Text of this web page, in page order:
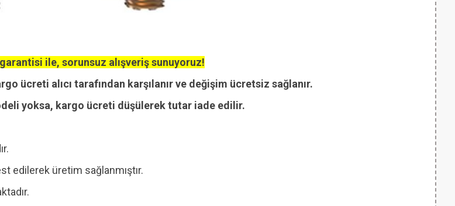
ile, sorunsuz alışveriş sunuyoruz!
ücreti alıcı tarafından karşılanır ve değişim ücretsiz sağlanır.
yoksa, kargo ücreti düşülerek tutar iade edilir.
edilerek üretim sağlanmıştır.